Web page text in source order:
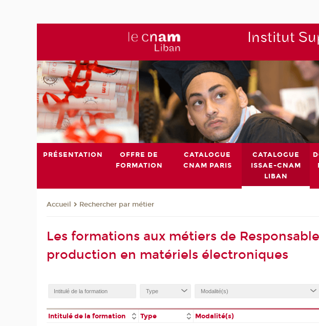
Institut
PRÉSENTATION
OFFRE DE
FORMATION
CATALOGUE
CNAM PARIS
CATALOGUE
ISSAE-CNAM
LIBAN
Accueil Rechercher par métier
Les formations aux métiers de
production en matériels électroniques
Intitulé de la formation Type Modalité(s)